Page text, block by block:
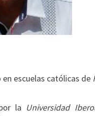
escuelas católicas de
la Universidad